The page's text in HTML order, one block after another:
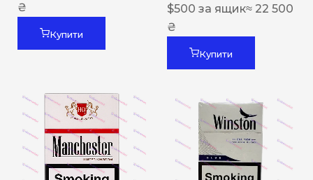
₴
Купити
$500 за ящик≈ 22 500
₴
Купити